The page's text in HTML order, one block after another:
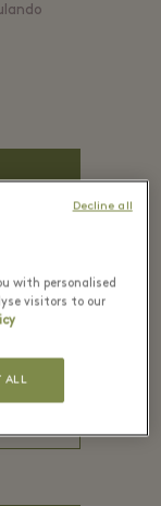
with personalised
visitors to our
ALL
Decline all